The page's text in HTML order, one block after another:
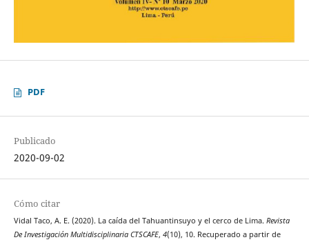
PDF
Publicado
2020-09-02
Cómo citar
Vidal Taco, A. E. (2020). La caída del Tahuantinsuyo y el cerco de Lima. Revista
De Investigación Multidisciplinaria CTSCAFE, 4(10), 10. Recuperado a partir de